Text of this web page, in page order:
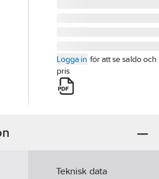
Logga in för att se saldo och
pris
Teknisk data